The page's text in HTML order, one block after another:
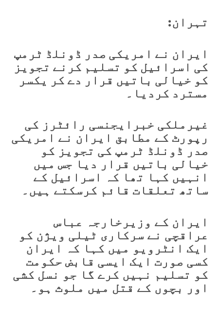
تہران:
ایران نے امریکی صدر ڈونلڈ ٹرمپ
کی اسرائیل کو تسلیم کرنے تجویز
کو خیالی باتیں قرار دے کر یکسر
مسترد کردیا۔
غیرملکی خبرایجنسی رائٹرز کی
رپورٹ کے مطابق ایران نے امریکی
صدر ڈونلڈ ٹرمپ کی تجویز کو
خیالی باتیں قرار دیا جس میں
انہیں کہا تھا کہ اسرائیل کے
ساتھ تعلقات قائم کرسکتے ہیں۔
ایران کے وزیرخارجہ عباس
عراقچی نے سرکاری ٹیلی ویژن کو
ایک انٹرویو میں کہا کہ ایران
کسی صورت ایک ایسی قابض حکومت
کو تسلیم نہیں کرے گا جو نسل کشی
اور بچوں کے قتل میں ملوث ہو۔